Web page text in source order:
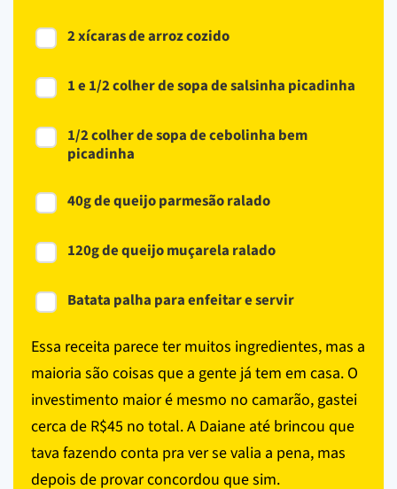
2 xícaras de arroz cozido
1 e 1/2 colher de sopa de salsinha picadinha
1/2 colher de sopa de cebolinha bem
picadinha
40g de queijo parmesão ralado
120g de queijo muçarela ralado
Batata palha para enfeitar e servir
Essa receita parece ter muitos ingredientes, mas a
maioria são coisas que a gente já tem em casa. O
investimento maior é mesmo no camarão, gastei
cerca de R$45 no total. A Daiane até brincou que
tava fazendo conta pra ver se valia a pena, mas
depois de provar concordou que sim.